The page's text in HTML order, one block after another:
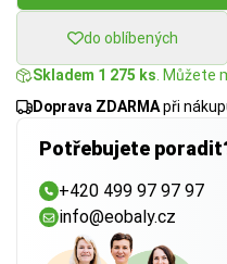
do oblíbených
Skladem 1 275 ks . Můžete
Doprava ZDARMApři
Potřebujete
+420 499 97 97 97
info@eobaly.cz